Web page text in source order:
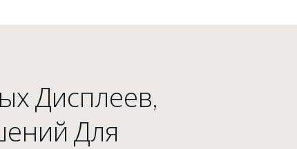
Дисплеев,
Для